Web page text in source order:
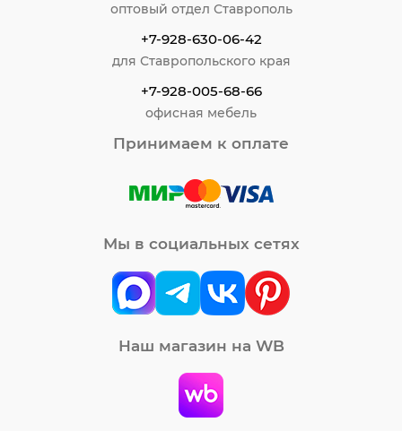
оптовый отдел Ставрополь
+7-928-630-06-42
для Ставропольского края
+7-928-005-68-66
офисная мебель
Принимаем к оплате
Мы в социальных сетях
Наш магазин на WB